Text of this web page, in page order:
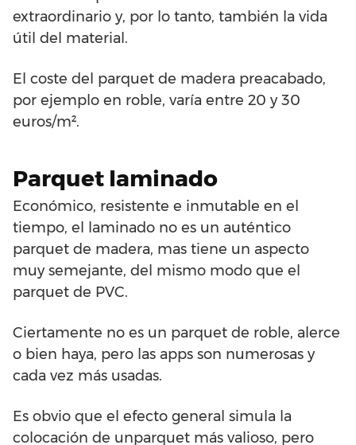
extraordinario y, por lo tanto, también la vida
útil del material.
El coste del parquet de madera preacabado,
por ejemplo en roble, varía entre 20 y 30
euros/m².
Parquet laminado
Económico, resistente e inmutable en el
tiempo, el laminado no es un auténtico
parquet de madera, mas tiene un aspecto
muy semejante, del mismo modo que el
parquet de PVC.
Ciertamente no es un parquet de roble, alerce
o bien haya, pero las apps son numerosas y
cada vez más usadas.
Es obvio que el efecto general simula la
colocación de unparquet más valioso, pero